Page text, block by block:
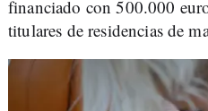
financiado con 500.000
titulares de residencias de